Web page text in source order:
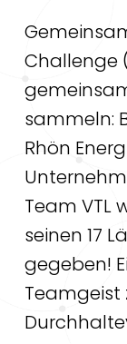
Challenge
sammeln:
Rhön
Team VTL
seinen 17
gegeben!
Teamgeist